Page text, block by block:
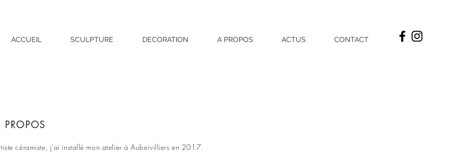
ACCUEIL SCULPTURE DECORATION A PROPOS ACTUS CONTACT
PROPOS
céramiste, j’ai installé mon atelier à Aubervilliers en 2017.